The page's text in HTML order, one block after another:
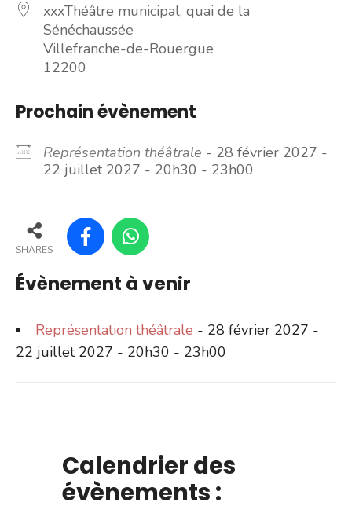
xxxThéâtre municipal, quai de la
Sénéchaussée
Villefranche-de-Rouergue
12200
Prochain évènement
Représentation théâtrale - 28 février 2027 -
22 juillet 2027 - 20h30 - 23h00
SHARES
Évènement à venir
Représentation théâtrale - 28 février 2027 -
22 juillet 2027 - 20h30 - 23h00
Calendrier des
évènements :